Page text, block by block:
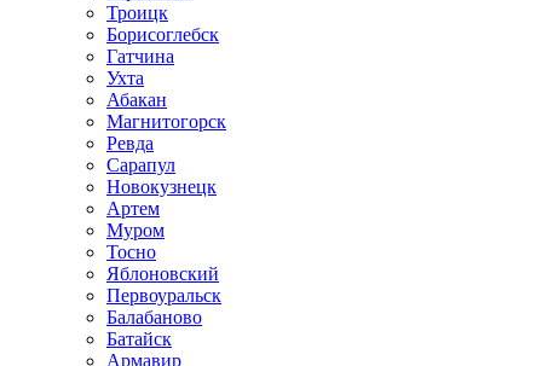
Троицк
Борисоглебск
Гатчина
Ухта
Абакан
Магнитогорск
Ревда
Сарапул
Новокузнецк
Артем
Муром
Тосно
Яблоновский
Первоуральск
Балабаново
Батайск
Армавир